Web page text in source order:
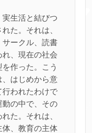
生活と結びつ
た。それは、
ークル、読書
、現在の社会
作った。こう
、はじめから意
われたわけで
動の中で、その
た。それは、
体、教育の主体